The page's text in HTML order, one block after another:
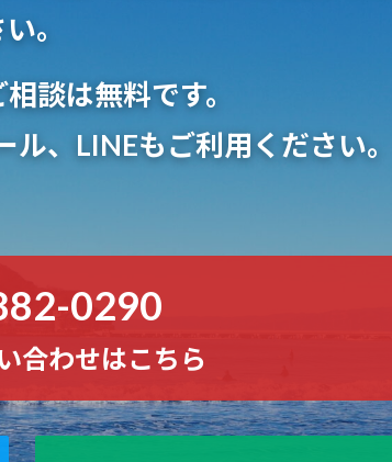
。
相談は無料です。
、LINEもご利用ください。
0290
合わせはこちら